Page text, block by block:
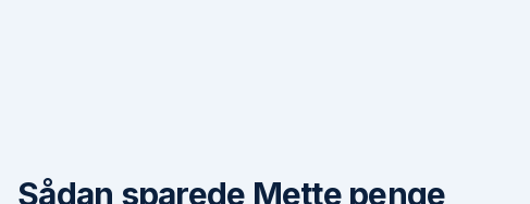
Sådan sparede Mette penge